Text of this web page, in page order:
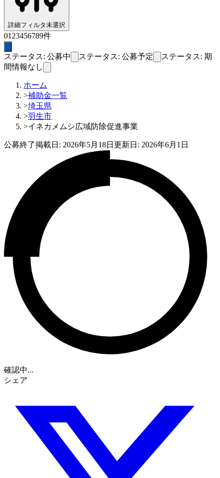
詳細フィルタ未選択
01 23456789件
ステータス: 公募中 ステータス: 公募予定
ステータス: 期
間情報なし
ホーム
>補助金一覧
>埼玉県
>羽生市
>イネカメムシ広域防除促進事業
公募終了掲載日: 2026年5月18日 更新日: 2026年6月1日
確認中...
シェア